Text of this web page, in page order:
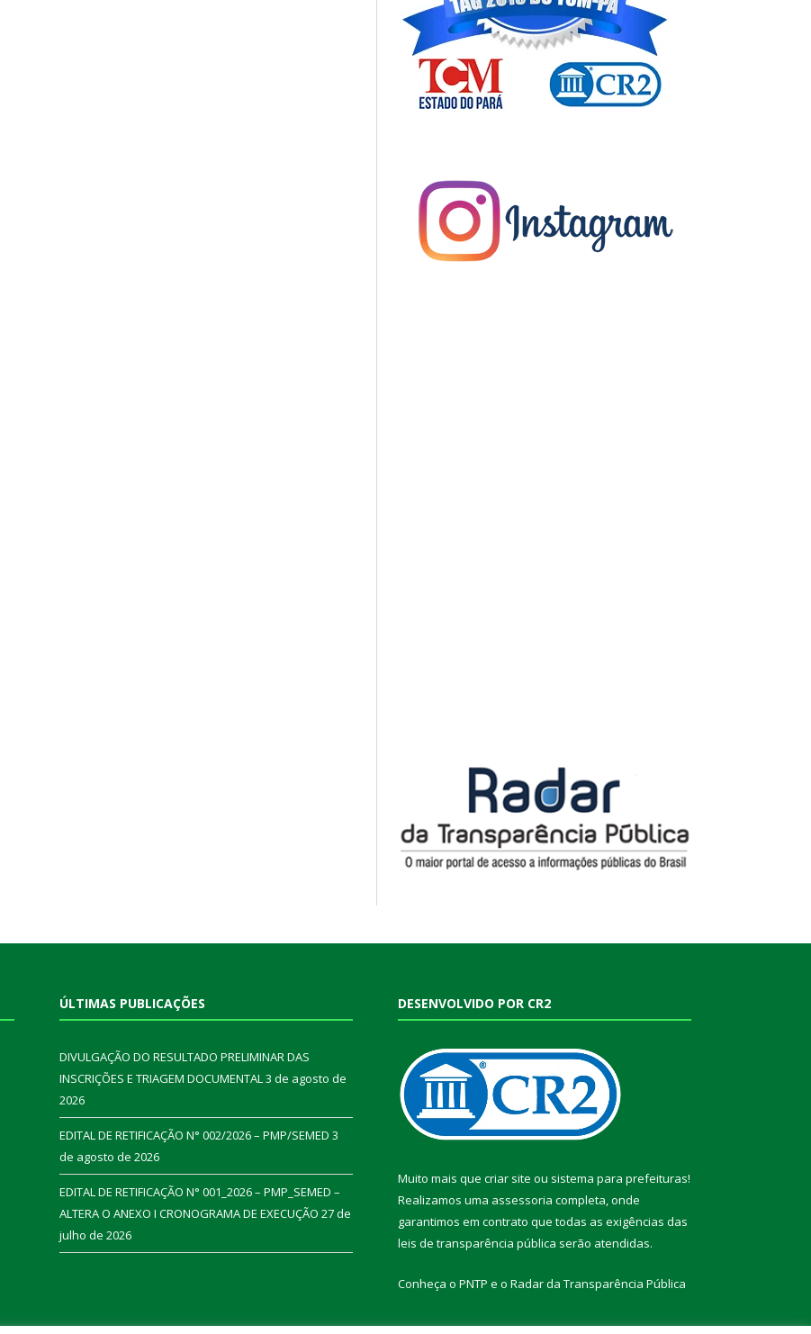
ÚLTIMAS PUBLICAÇÕES
DIVULGAÇÃO DO RESULTADO PRELIMINAR DAS
INSCRIÇÕES E TRIAGEM DOCUMENTAL3 de agosto de
2026
EDITAL DE RETIFICAÇÃO N° 002/2026 – PMP/SEMED 3
de agosto de 2026
EDITAL DE RETIFICAÇÃO N° 001_2026 – PMP_SEMED –
ALTERA O ANEXO I CRONOGRAMA DE EXECUÇÃO 27 de
julho de 2026
DESENVOLVIDO POR CR2
Muito mais que criar site ou sistema para prefeituras!
Realizamos uma assessoria completa, onde
garantimos em contrato que todas as exigências das
leis de transparência pública serão atendidas.
Conheça o PNTP e o Radar da Transparência Pública